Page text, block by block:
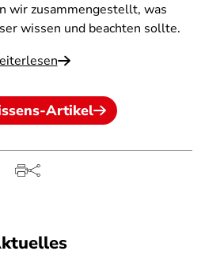
wir zusammengestellt, was
wissen und beachten sollte.
Artikel